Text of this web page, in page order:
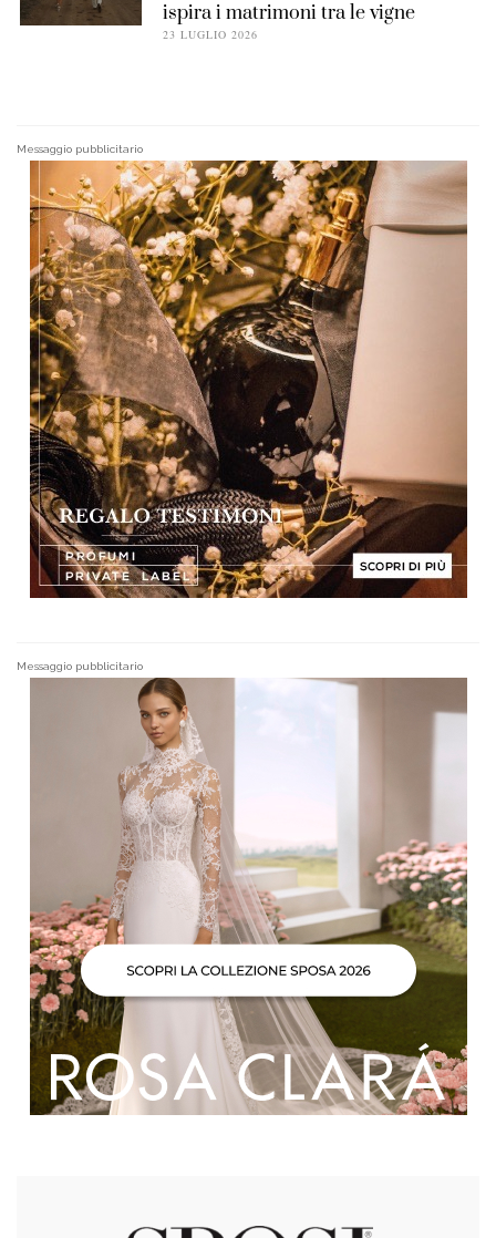
ispira i matrimoni tra le vigne
23 LUGLIO 2026
Messaggio pubblicitario
Messaggio pubblicitario